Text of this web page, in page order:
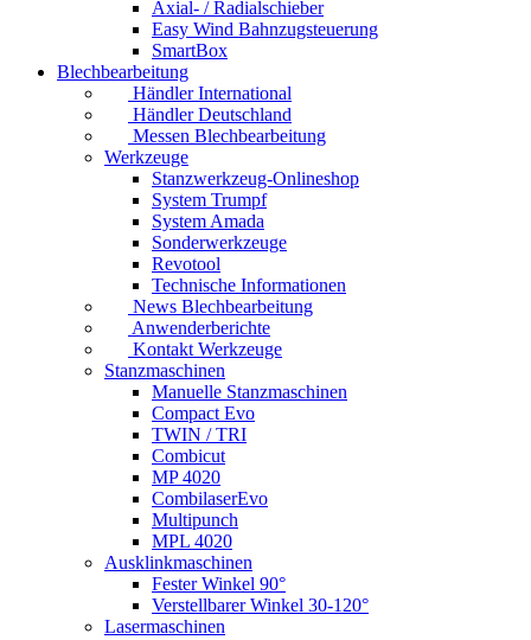
Axial- / Radialschieber
Easy Wind Bahnzugsteuerung
SmartBox
Blechbearbeitung
Händler International
Händler Deutschland
Messen Blechbearbeitung
Werkzeuge
Stanzwerkzeug-Onlineshop
System Trumpf
System Amada
Sonderwerkzeuge
Revotool
Technische Informationen
News Blechbearbeitung
Anwenderberichte
Kontakt Werkzeuge
Stanzmaschinen
Manuelle Stanzmaschinen
Compact Evo
TWIN / TRI
Combicut
MP 4020
CombilaserEvo
Multipunch
MPL 4020
Ausklinkmaschinen
Fester Winkel 90°
Verstellbarer Winkel 30-120°
Lasermaschinen